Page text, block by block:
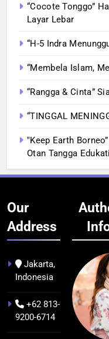
“Cocote Tonggo”
Layar Lebar
“H-5 Indra
“Membela Islam,
“Rangga & Cinta”
“TINGGAL
‟Keep Earth
Otan Tangga
Our
Address
Jakarta,
Indonesia
+62 813-
9200-6714
BERITA
NEWS
Kualitas
Pramuwisata
Dukung
Peningkatan
Resmi